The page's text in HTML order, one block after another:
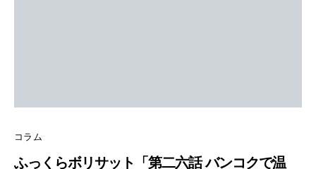
コラム
ふっくらボリサット「第二六話 バンコクで温